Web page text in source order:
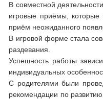
В совместной
игровые приёмы, которые
приём неожиданного
В игровой форме стала
раздевания.
Успешность работы
индивидуальных
С родителями были
рекомендации по